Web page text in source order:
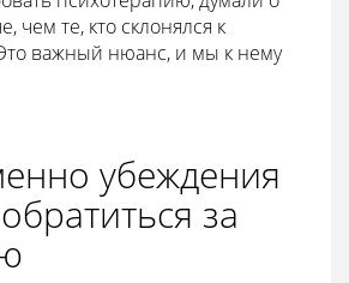
чем те, кто склонялся к
важный нюанс, и мы к нему
убеждения
за